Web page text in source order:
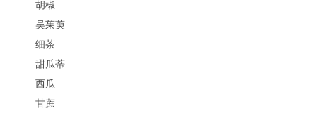
胡椒
吴茱萸
细茶
甜瓜蒂
西瓜
甘蔗